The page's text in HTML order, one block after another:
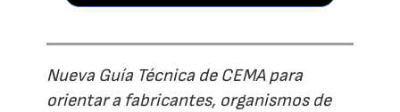
Nueva Guía Técnica de CEMA para
orientar a fabricantes, organismos de